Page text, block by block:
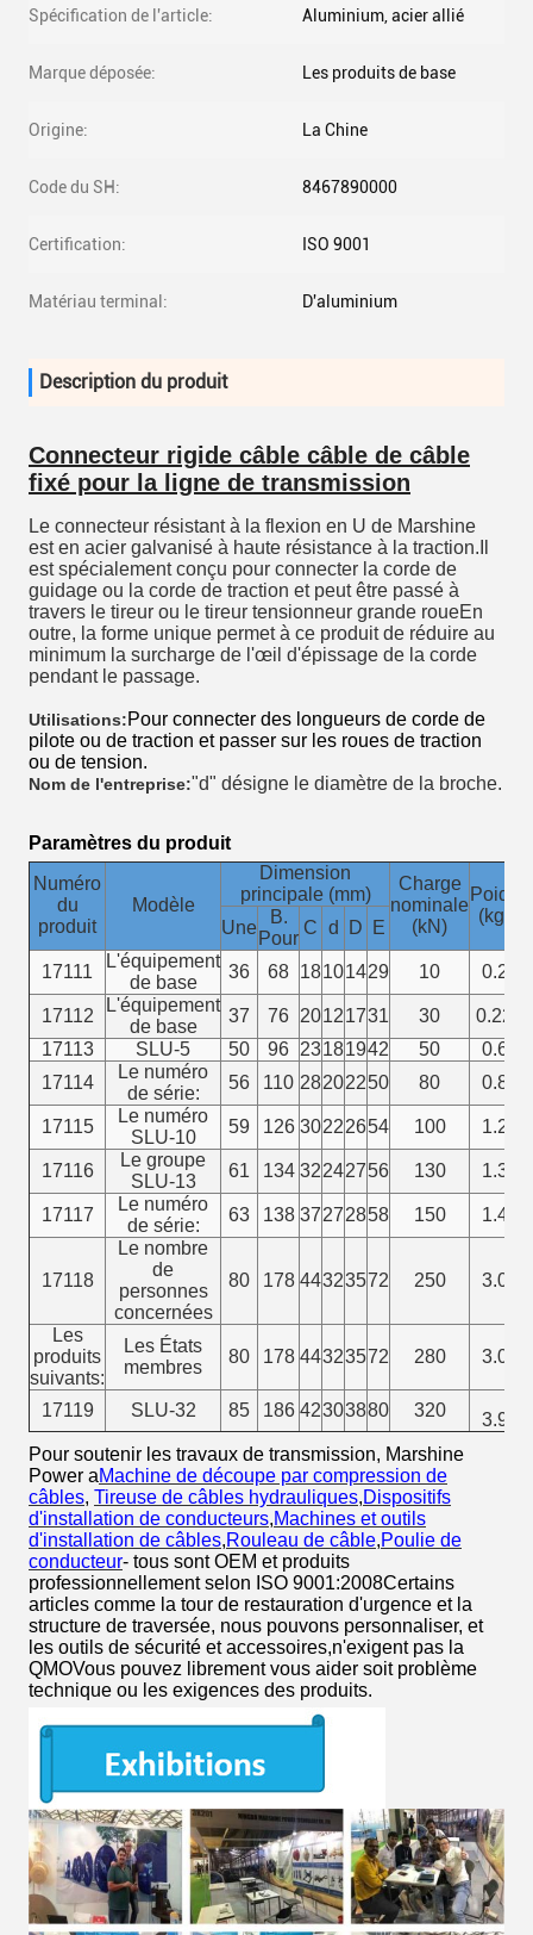
Spécification de l'article: Aluminium, acier allié
Marque déposée: Les produits de base
Origine: La Chine
Code du SH: 8467890000
Certification: ISO 9001
Matériau terminal: D'aluminium
Description du produit
Connecteur rigide câble câble de câble
fixé pour la ligne de transmission
Le connecteur résistant à la flexion en U de Marshine
est en acier galvanisé à haute résistance à la traction.Il
est spécialement conçu pour connecter la corde de
guidage ou la corde de traction et peut être passé à
travers le tireur ou le tireur tensionneur grande roueEn
outre, la forme unique permet à ce produit de réduire au
minimum la surcharge de l'œil d'épissage de la corde
pendant le passage.
Utilisations:Pour connecter des longueurs de corde de
pilote ou de traction et passer sur les roues de traction
ou de tension.
Nom de l'entreprise:"d" désigne le diamètre de la broche.
Paramètres du produit
Numéro
du
produit
Modèle
Dimension
principale (mm)
Charge
nominale
(kN)
Poids
(kg)
Une
B.
Pour
C d D E
17111
L'équipement
de base
36 68 18101429 10 0.2
17112
L'équipement
de base
37 76 20121731 30
0.22
17113
SLU-5 50 96 23181942 50
0.6
17114
Le numéro
de série:
56 110 28202250 80 0.8
17115
Le numéro
SLU-10
59 126 30222654 100 1.2
17116
Le groupe
SLU-13
61 134 32242756 130 1.3
17117
Le numéro
de série:
63 138 37272858 150 1.4
17118
Le nombre
de
personnes
concernées
80 178 44323572 250 3.0
Les
produits
suivants:
Les États
membres
80 178 44323572 280 3.0
17119 SLU-32 85 186 42303880 320
3.9
Pour soutenir les travaux de transmission, Marshine
Power aMachine de découpe par compression de
câbles, Tireuse de câbles hydrauliques,Dispositifs
d'installation de conducteurs,Machines et outils
d'installation de câbles,Rouleau de câble,Poulie de
conducteur- tous sont OEM et produits
professionnellement selon ISO 9001:2008Certains
articles comme la tour de restauration d'urgence et la
structure de traversée, nous pouvons personnaliser, et
les outils de sécurité et accessoires,n'exigent pas la
QMOVous pouvez librement vous aider soit problème
technique ou les exigences des produits.